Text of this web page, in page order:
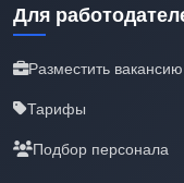
Для
Разместить вакансию
Тарифы
Подбор персонала